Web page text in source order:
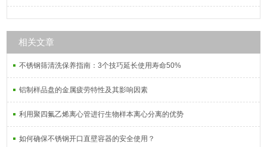
相关文章
不锈钢筛清洗保养指南：3个技巧延长使用寿命50%
铝制样品盘的金属疲劳特性及其影响因素
利用聚四氟乙烯离心管进行生物样本离心分离的优势
如何确保不锈钢开口直壁容器的安全使用？